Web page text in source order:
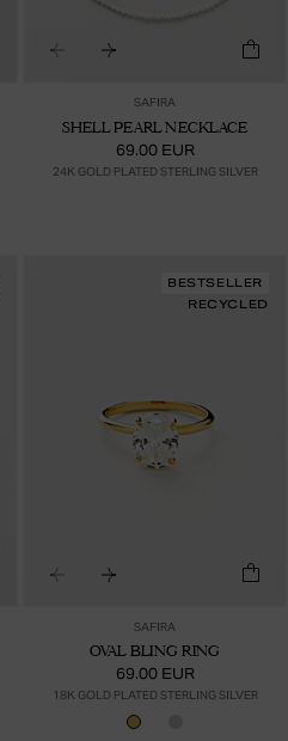
SAFIRA
SHELL PEARL NECKLACE
69.00 EUR
24K GOLD PLATED STERLING SILVER
BESTSELLER
RECYCLED
SAFIRA
OVAL BLING RING
69.00 EUR
18K GOLD PLATED STERLING SILVER